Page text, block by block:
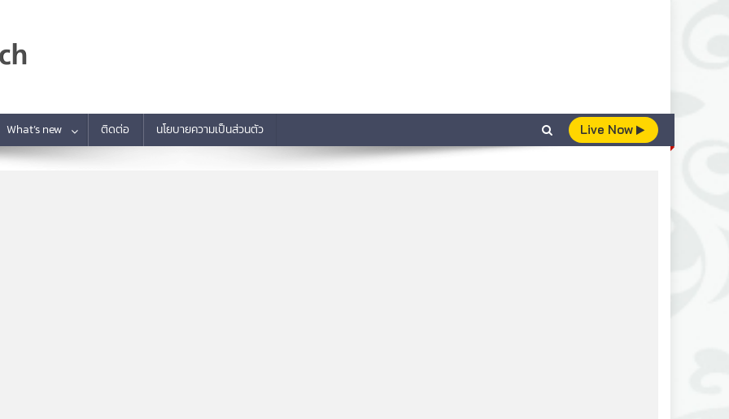
What’s new ติดต่อ นโยบายความเป็นส่วนตัว Live Now